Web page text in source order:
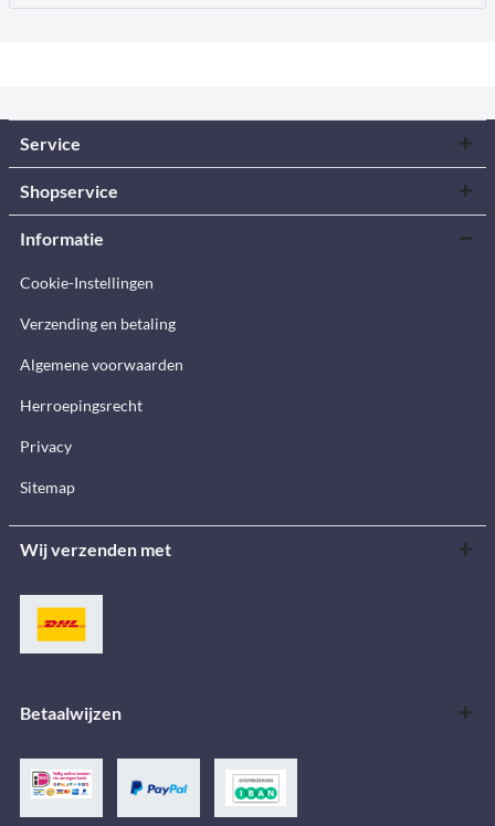
Service
Shopservice
Informatie
Cookie-Instellingen
Verzending en betaling
Algemene voorwaarden
Herroepingsrecht
Privacy
Sitemap
Wij verzenden met
Betaalwijzen